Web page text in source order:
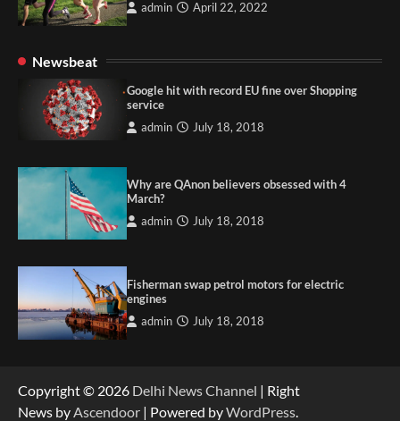
admin April 22, 2022
Newsbeat
Google hit with record EU fine over Shopping
service
admin July 18, 2018
Why are QAnon believers obsessed with 4
March?
admin July 18, 2018
Fisherman swap petrol motors for electric
engines
admin July 18, 2018
Copyright © 2026 Delhi News Channel | Right
News byAscendoor | Powered byWordPress.